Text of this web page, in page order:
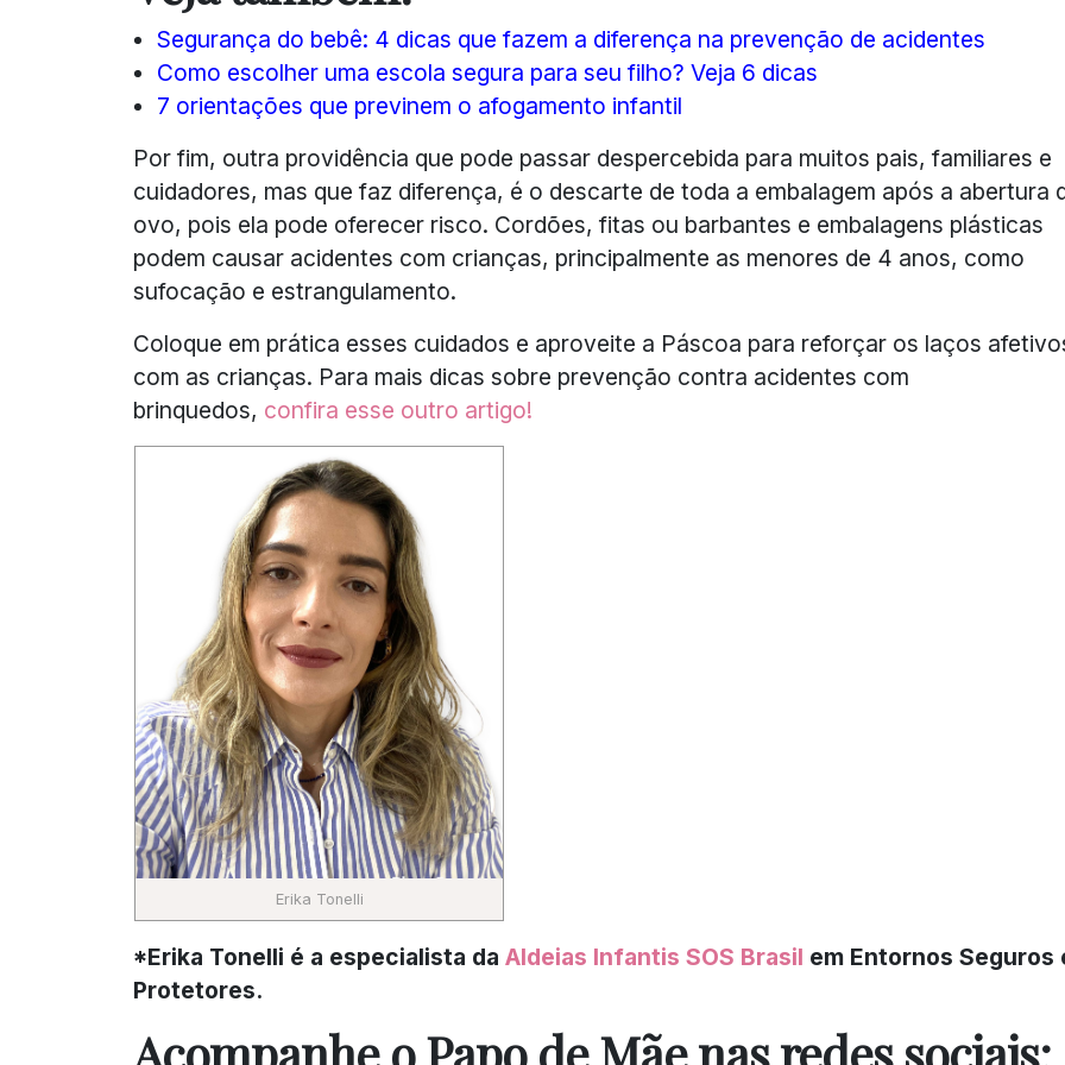
Segurança do bebê: 4 dicas que fazem a diferença na prevenção de acidentes
Como escolher uma escola segura para seu filho? Veja 6 dicas
7 orientações que previnem o afogamento infantil
Por fim, outra providência que pode passar despercebida para muitos pais, familiares e
cuidadores, mas que faz diferença, é o descarte de toda a embalagem após a abertura
ovo, pois ela pode oferecer risco. Cordões, fitas ou barbantes e embalagens plásticas
podem causar acidentes com crianças, principalmente as menores de 4 anos, como
sufocação e estrangulamento.
Coloque em prática esses cuidados e aproveite a Páscoa para reforçar os laços
com as crianças. Para mais dicas sobre prevenção contra acidentes com
brinquedos, confira esse outro artigo!
Erika Tonelli
*Erika Tonelli é a especialista da Aldeias Infantis SOS Brasil em Entornos Seguros
Protetores.
Acompanhe o Papo de Mãe nas redes sociais: